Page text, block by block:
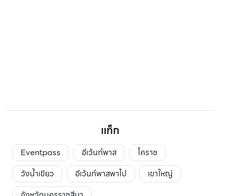
แท็ก
Eventpass อีเว้นท์พาส
โคราช
วังน้ำเขียว
อีเว้นท์พาสพาไป
เขาใหญ่